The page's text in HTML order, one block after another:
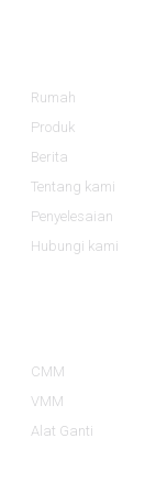
Rumah
Produk
Berita
Tentang kami
Penyelesaian
Hubungi kami
CMM
VMM
Alat Ganti